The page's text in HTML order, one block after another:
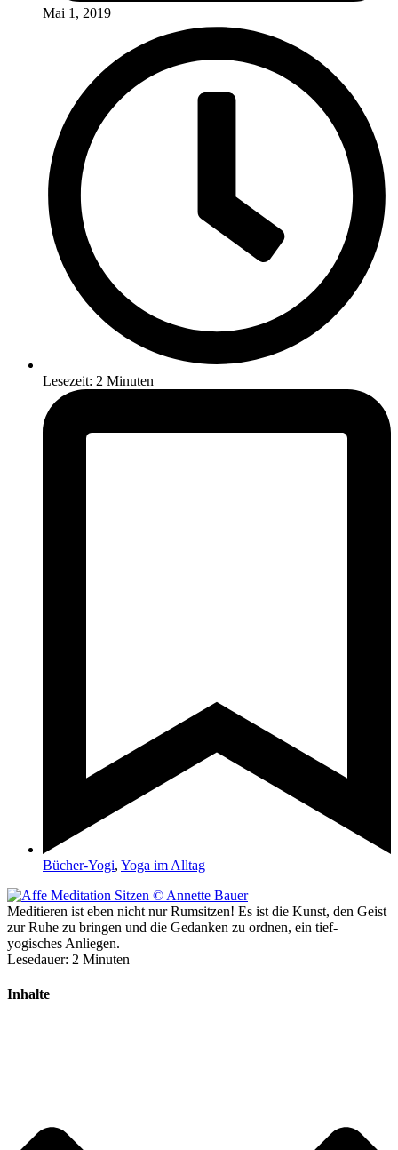
Mai 1, 2019
Lesezeit: 2 Minuten
Bücher-Yogi, Yoga im Alltag
Meditieren ist eben nicht nur Rumsitzen! Es ist die Kunst, den Geist
zur Ruhe zu bringen und die Gedanken zu ordnen, ein tief-
yogisches Anliegen.
Lesedauer: 2 Minuten
Inhalte